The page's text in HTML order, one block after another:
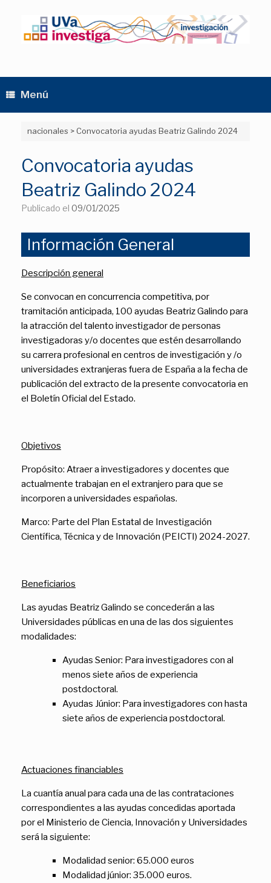
contenido
Menú
nacionales > Convocatoria ayudas Beatriz Galindo 2024
Convocatoria ayudas
Beatriz Galindo 2024
Publicado el 09/01/2025
Información General
Descripción general
Se convocan en concurrencia competitiva, por
tramitación anticipada, 100 ayudas Beatriz Galindo para
la atracción del talento investigador de personas
investigadoras y/o docentes que estén desarrollando
su carrera profesional en centros de investigación y /o
universidades extranjeras fuera de España a la fecha de
publicación del extracto de la presente convocatoria en
el Boletín Oficial del Estado.
Objetivos
Propósito: Atraer a investigadores y docentes que
actualmente trabajan en el extranjero para que se
incorporen a universidades españolas.
Marco: Parte del Plan Estatal de Investigación
Científica, Técnica y de Innovación (PEICTI) 2024-2027.
Beneficiarios
Las ayudas Beatriz Galindo se concederán a las
Universidades públicas en una de las dos siguientes
modalidades:
Ayudas Senior: Para investigadores con al
menos siete años de experiencia
postdoctoral.
Ayudas Júnior: Para investigadores con hasta
siete años de experiencia postdoctoral.
Actuaciones financiables
La cuantía anual para cada una de las contrataciones
correspondientes a las ayudas concedidas aportada
por el Ministerio de Ciencia, Innovación y Universidades
será la siguiente:
Modalidad senior: 65.000 euros
Modalidad júnior: 35.000 euros.